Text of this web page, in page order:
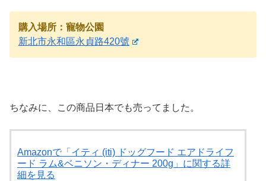
購入場所：寵物公園
新北市永和區永貞路420號
ちなみに、この商品日本でも売ってました。
Amazonで「イティ (iti) ドッグフード エアドライフ
ード ラム&ベニソン・ディナー 200g」に関する詳
細を見る